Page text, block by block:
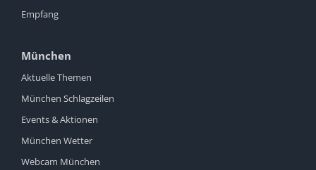
Empfang
München
Aktuelle Themen
München Schlagzeilen
Events & Aktionen
München Wetter
Webcam München